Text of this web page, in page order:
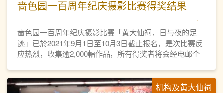
啬色园一百周年纪庆摄影比赛得奖结果
啬色园一百周年纪庆摄影比赛「黄大仙祠．日与夜的足
迹」已於2021年9月1日至10月3日截止报名，是次比赛反
应热烈，收集逾2,000幅作品，所有得奖者将会经电邮个
机构及黄大仙祠